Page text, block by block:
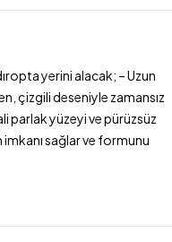
yerini alacak; – Uzun
çizgili deseniyle zamansız
parlak yüzeyi ve pürüzsüz
sağlar ve formunu